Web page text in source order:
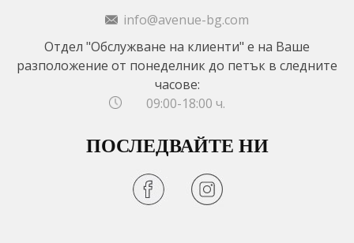
info@avenue-bg.com
Отдел "Обслужване на клиенти" е на Ваше
разположение от понеделник до петък в следните
часове:
09:00-18:00 ч.
ПОСЛЕДВАЙТЕ НИ